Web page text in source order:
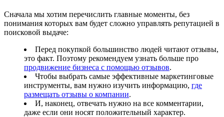
Сначала мы хотим перечислить главные моменты, без
понимания которых вам будет сложно управлять репутацией в
поисковой выдаче:
Перед покупкой большинство людей читают отзывы,
это факт. Поэтому рекомендуем узнать больше про
продвижение бизнеса с помощью отзывов.
Чтобы выбрать самые эффективные маркетинговые
инструменты, вам нужно изучить информацию, где
размещать отзывы о компании.
И, наконец, отвечать нужно на все комментарии,
даже если они носят положительный характер.